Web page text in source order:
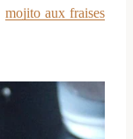
mojito aux fraises